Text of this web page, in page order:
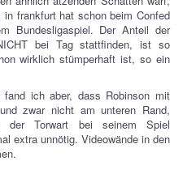
frankfurt hat schon beim Confed
Bundesligaspiel. Der Anteil der
bei Tag stattfinden, ist so
wirklich stümperhaft ist, so ein
ich aber, dass Robinson mit
zwar nicht am unteren Rand,
der Torwart bei seinem Spiel
extra unnötig. Videowände in den